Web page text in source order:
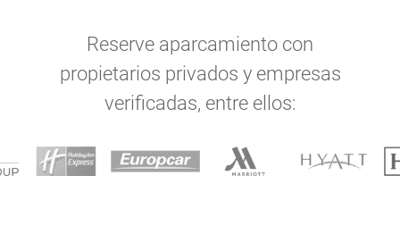
Reserve aparcamiento con
propietarios privados y empresas
verificadas, entre ellos: